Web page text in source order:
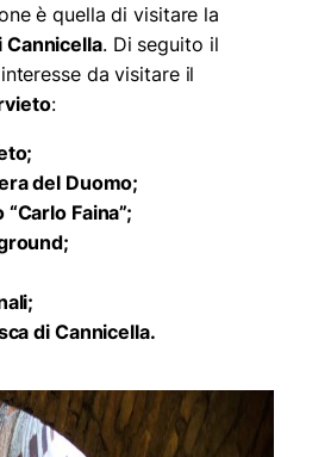
è quella di visitare la
Cannicella. Di seguito il
da visitare il
:
del Duomo;
Faina”;
di Cannicella.